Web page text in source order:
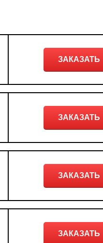
ЗАКАЗАТЬ
ЗАКАЗАТЬ
ЗАКАЗАТЬ
ЗАКАЗАТЬ